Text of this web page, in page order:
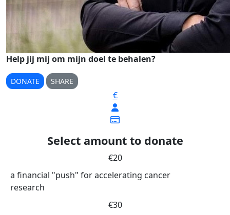
Help jij mij om mijn doel te behalen?
DONATE SHARE
€
Select amount to donate
€20
a financial "push" for accelerating cancer
research
€30